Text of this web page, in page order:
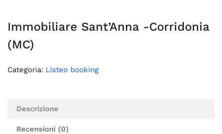
Immobiliare Sant’Anna -Corridonia
(MC)
Categoria: Listeo booking
Descrizione
Recensioni (0)